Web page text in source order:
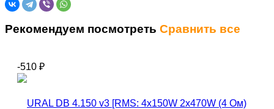
Рекомендуем посмотреть Сравнить все
-510 ₽